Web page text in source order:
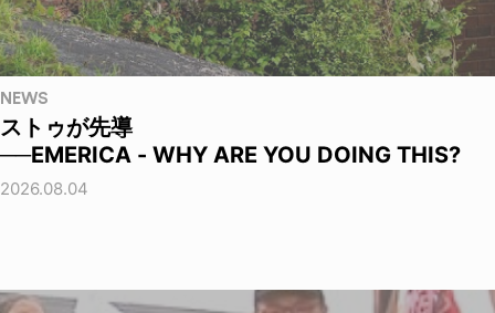
NEWS
ストゥが先導
──EMERICA - WHY ARE YOU DOING THIS?
2026.08.04